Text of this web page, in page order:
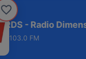
RDS - Radio
103.0 FM